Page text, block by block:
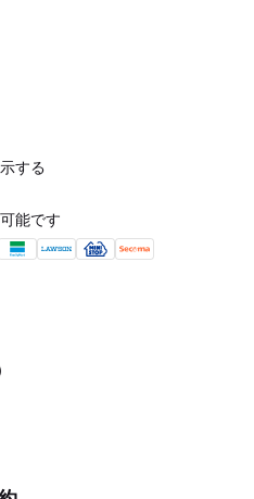
する
能です